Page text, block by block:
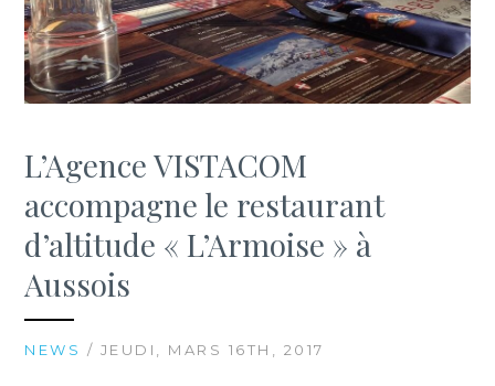
L’Agence VISTACOM
accompagne le restaurant
d’altitude « L’Armoise » à
Aussois
NEWS / JEUDI, MARS 16TH, 2017